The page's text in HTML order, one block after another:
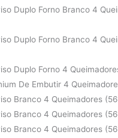
Duplo Forno Branco 4
Duplo Forno Branco 4
Duplo Forno 4
De Embutir 4
Branco 4 Queimadores
Branco 4 Queimadores
Branco 4 Queimadores